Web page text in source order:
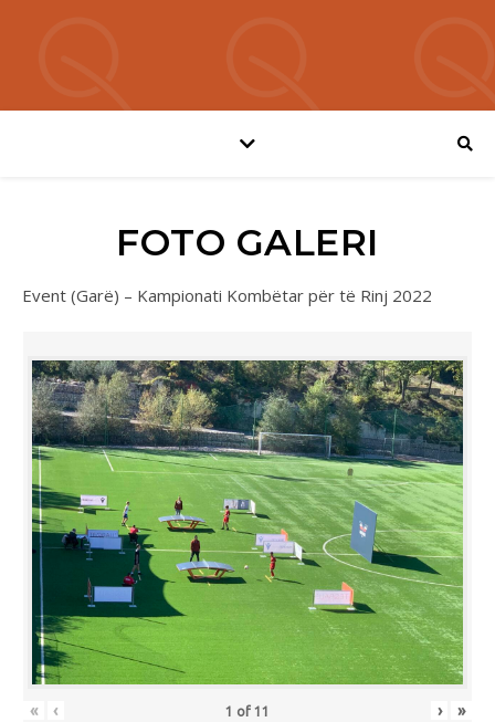
FOTO GALERI
Event (Garë) – Kampionati Kombëtar për të Rinj 2022
« ‹ 1 of 11 › »